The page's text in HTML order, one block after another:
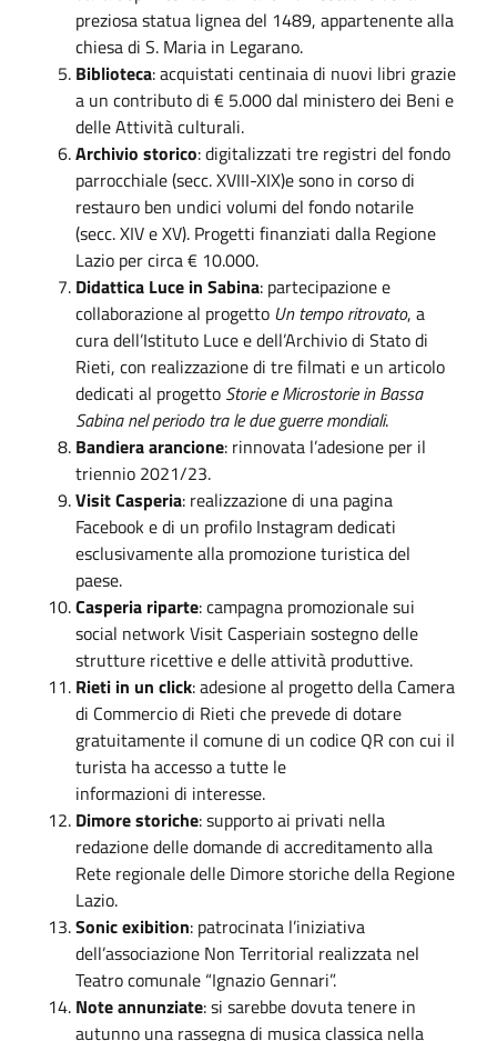
preziosa statua lignea del 1489, appartenente alla
chiesa di S. Maria in Legarano.
Biblioteca: acquistati centinaia di nuovi libri grazie
a un contributo di € 5.000 dal ministero dei Beni e
delle Attività culturali.
Archivio storico: digitalizzati tre registri del fondo
parrocchiale (secc. XVIII-XIX)e sono in corso di
restauro ben undici volumi del fondo notarile
(secc. XIV e XV). Progetti finanziati dalla Regione
Lazio per circa € 10.000.
Didattica Luce in Sabina: partecipazione e
collaborazione al progetto Un tempo ritrovato, a
cura dell’Istituto Luce e dell’Archivio di Stato di
Rieti, con realizzazione di tre filmati e un articolo
dedicati al progetto Storie e Microstorie in Bassa
Sabina nel periodo tra le due guerre mondiali.
Bandiera arancione: rinnovata l’adesione per il
triennio 2021/23.
Visit Casperia: realizzazione di una pagina
Facebook e di un profilo Instagram dedicati
esclusivamente alla promozione turistica del
paese.
Casperia riparte: campagna promozionale sui
social network Visit Casperiain sostegno delle
strutture ricettive e delle attività produttive.
Rieti in un click: adesione al progetto della Camera
di Commercio di Rieti che prevede di dotare
gratuitamente il comune di un codice QR con cui il
turista ha accesso a tutte le
informazioni di interesse.
Dimore storiche: supporto ai privati nella
redazione delle domande di accreditamento alla
Rete regionale delle Dimore storiche della Regione
Lazio.
Sonic exibition: patrocinata l’iniziativa
dell’associazione Non Territorial realizzata nel
Teatro comunale “Ignazio Gennari”.
Note annunziate: si sarebbe dovuta tenere in
autunno una rassegna di musica classica nella